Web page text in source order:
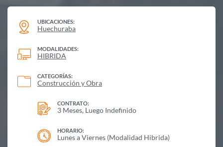
UBICACIONES:
Huechuraba
MODALIDADES:
HIBRIDA
CATEGORÍAS:
Construcción y Obra
CONTRATO:
3 Meses, Luego Indefinido
HORARIO:
Lunes a Viernes (Modalidad Hibrida)